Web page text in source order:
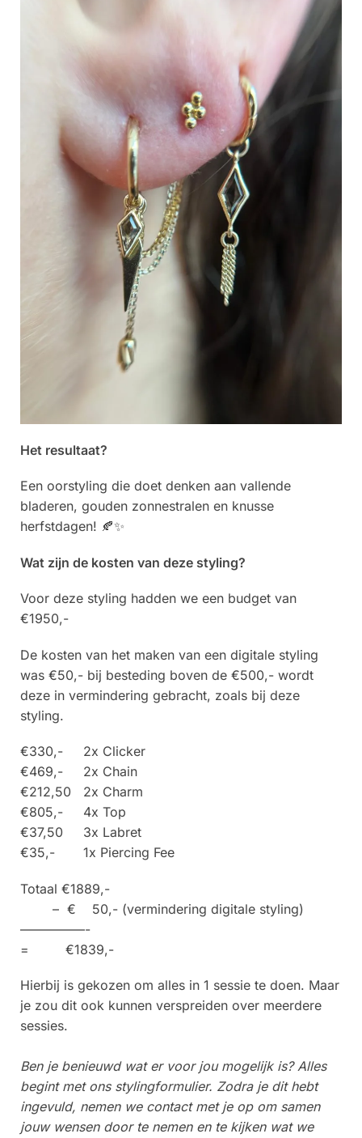
Het resultaat?
Een oorstyling die doet denken aan vallende
bladeren, gouden zonnestralen en knusse
herfstdagen! 🍂✨
Wat zijn de kosten van deze styling?
Voor deze styling hadden we een budget van
€1950,-
De kosten van het maken van een digitale styling
was €50,- bij besteding boven de €500,- wordt
deze in vermindering gebracht, zoals bij deze
styling.
€330,- 2x Clicker
€469,- 2x Chain
€212,50 2x Charm
€805,- 4x Top
€37,50 3x Labret
€35,- 1x Piercing Fee
Totaal €1889,-
– € 50,- (vermindering digitale styling)
—————-
= €1839,-
Hierbij is gekozen om alles in 1 sessie te doen. Maar
je zou dit ook kunnen verspreiden over meerdere
sessies.
Ben je benieuwd wat er voor jou mogelijk is? Alles
begint met ons stylingformulier. Zodra je dit hebt
ingevuld, nemen we contact met je op om samen
jouw wensen door te nemen en te kijken wat we